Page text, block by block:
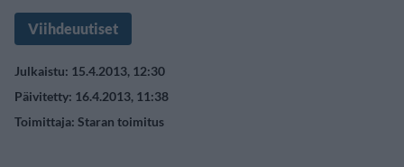
Viihdeuutiset
Julkaistu: 15.4.2013, 12:30
Päivitetty: 16.4.2013, 11:38
Toimittaja: Staran toimitus